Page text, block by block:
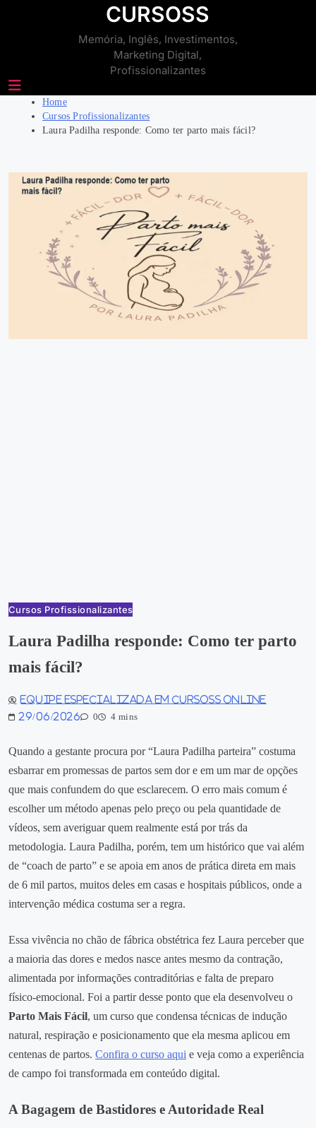
CURSOSS
Memória, Inglês, Investimentos,
Marketing Digital,
Profissionalizantes
Home
Cursos Profissionalizantes
Laura Padilha responde: Como ter parto mais fácil?
Cursos Profissionalizantes
Laura Padilha responde: Como ter parto
mais fácil?
Equipe especializada em Cursoss Online
29/06/2026
0 4 mins
Quando a gestante procura por “Laura Padilha parteira” costuma
esbarrar em promessas de partos sem dor e em um mar de opções
que mais confundem do que esclarecem. O erro mais comum é
escolher um método apenas pelo preço ou pela quantidade de
vídeos, sem averiguar quem realmente está por trás da
metodologia. Laura Padilha, porém, tem um histórico que vai além
de “coach de parto” e se apoia em anos de prática direta em mais
de 6 mil partos, muitos deles em casas e hospitais públicos, onde a
intervenção médica costuma ser a regra.
Essa vivência no chão de fábrica obstétrica fez Laura perceber que
a maioria das dores e medos nasce antes mesmo da contração,
alimentada por informações contraditórias e falta de preparo
físico‑emocional. Foi a partir desse ponto que ela desenvolveu o
Parto Mais Fácil, um curso que condensa técnicas de indução
natural, respiração e posicionamento que ela mesma aplicou em
centenas de partos. Confira o curso aqui e veja como a experiência
de campo foi transformada em conteúdo digital.
A Bagagem de Bastidores e Autoridade Real